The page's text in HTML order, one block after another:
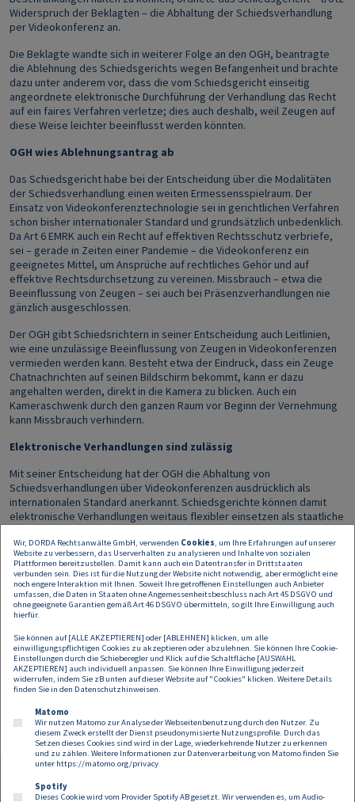
Widerspruch der Beklagten – die Abhaltung der Schiedsverhandlung
per Videokonferenz an.
Die Beklagte wandte sich in weiterer Folge an den OGH, beantragte
die Ablehnung des Schiedsgerichts wegen Befangenheit und brachte
dazu unter anderem vor, dass die vom Schiedsgericht einseitig
angeordnete elektronische Durchführung der Verhandlung das Recht
auf ein faires Verfahren verletze; dies auch deshalb, weil Zeugen auf
diese Weise leichter beeinflusst werden könnten.
OGH wies Ablehnungsantrag ab
Das Schiedsgericht habe bei der Entscheidung über die Modalitäten
der Schiedsverhandlung einen weiten Ermessensspielraum. Der
Einsatz von Videokonferenztechnologie sei in gerichtlichen Verfahren
schon bisher internationaler Standard und grundsätzlich unbedenklich.
Da Art 6 EMRK auch ein Recht auf effektiven Rechtsschutz verbriefe,
sei – gerade in Zeiten einer Pandemie – die Videokonferenz ein
geeignetes Mittel, um Ansprüche auf rechtliches Gehör und auf
effektive Rechtsdurchsetzung zu vereinen. Missbrauch – etwa die
Beeinflussung von Zeugen – sei auch bei Präsenzverhandlungen nie
gänzlich ausgeschlossen.
Der OGH gibt Schiedsrichtern in seiner Entscheidung auch Leitlinien,
wie eine unzulässige Beeinflussung von Zeugen in Videokonferenzen
vermieden werden kann. Besteht etwa der Eindruck, dass ein Zeuge
Chatnachrichten auf seinen Bildschirm bekommt, kann er dazu
angehalten werden, direkt in die Kamera zu blicken. Auch ein
Kameraschwenk durch den ganzen Raum vor Beginn der Vernehmung
kann Missbrauch verhindern.
Elektronische Verhandlungen sind zulässig
Mit seiner Entscheidung hat der OGH die Abhaltung von
Schiedsverhandlungen über Videokonferenzen ausdrücklich als
internationalen Standard anerkannt. Schiedsgerichte können damit
elektronische Verhandlungen weitaus flexibler einsetzen als staatliche
Videokonferenz gemäß § 3 Abs 1 Z 1 1. COVID-19-Justiz-Begleitgesetz
an die Zustimmung aller Parteien gebunden sind.
Die Bedeutung dieses Urteils geht weit über die Grenzen Österreichs
hinaus. Zum einen ist dies soweit ersichtlich das erste Urteil eines
nationalen Höchstgerichts, das sich mit der Zulässigkeit einer
stützt sich der OGH auf § 594 ZPO, der in seinem Kern dem UNCITRAL-
Modellgesetz entspricht sowie internationale Rechtsquellen, darunter,
Art 6 EMRK, deutsches Recht und ausländische Judikatur und Literatur
zur Nutzung von Videokonferenzen in internationalen Verfahren.
Wir, DORDA Rechtsanwälte GmbH, verwenden Cookies, um Ihre Erfahrungen auf unserer
Website zu verbessern, das Userverhalten zu analysieren und Inhalte von sozialen
Plattformen bereitzustellen. Damit kann auch ein Datentransfer in Drittstaaten
verbunden sein. Dies ist für die Nutzung der Website nicht notwendig, aber ermöglicht eine
noch engere Interaktion mit Ihnen. Soweit Ihre getroffenen Einstellungen auch Anbieter
umfassen, die Daten in Staaten ohne Angemessenheitsbeschluss nach Art 45 DSGVO und
ohne geeignete Garantien gemäß Art 46 DSGVO übermitteln, so gilt Ihre Einwilligung auch
hierfür.
Sie können auf [ALLE AKZEPTIEREN] oder [ABLEHNEN] klicken, um alle
einwilligungspflichtigen Cookies zu akzeptieren oder abzulehnen. Sie können Ihre Cookie-
Einstellungen durch die Schieberegler und Klick auf die Schaltfläche [AUSWAHL
AKZEPTIEREN] auch individuell anpassen. Sie können Ihre Einwilligung jederzeit
widerrufen, indem Sie zB unten auf dieser Website auf "Cookies" klicken. Weitere Details
finden Sie in den Datenschutzhinweisen.
Matomo
Wir nutzen Matomo zur Analyse der Webseitenbenutzung durch den Nutzer. Zu
diesem Zweck erstellt der Dienst pseudonymisierte Nutzungsprofile. Durch das
Setzen dieses Cookies sind wird in der Lage, wiederkehrende Nutzer zu erkennen
und zu zählen. Weitere Informationen zur Datenverarbeitung von Matomo finden Sie
unter https://matomo.org/privacy
Spotify
Dieses Cookie wird vom Provider Spotify AB gesetzt. Wir verwenden es, um Audio-